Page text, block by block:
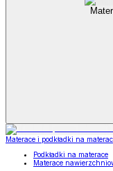
Materace i podkładki na materac
Podkładki na materace
Materace